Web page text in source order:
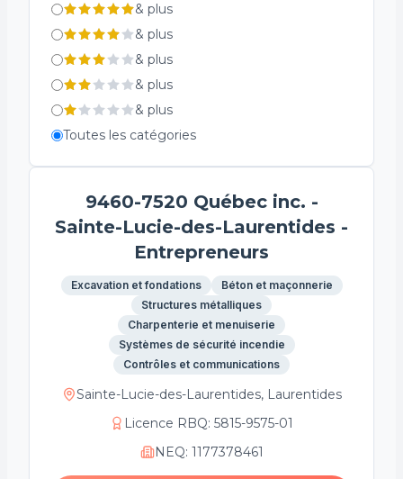
Systèmes de sécurité incendie
Électricité
& plus
& plus
& plus
& plus
& plus
Toutes les catégories
9460-7520 Québec inc. -
Sainte-Lucie-des-Laurentides -
Entrepreneurs
Excavation et fondations
Béton et maçonnerie
Structures métalliques
Charpenterie et menuiserie
Systèmes de sécurité incendie
Contrôles et communications
Sainte-Lucie-des-Laurentides, Laurentides
Licence RBQ: 5815-9575-01
NEQ: 1177378461